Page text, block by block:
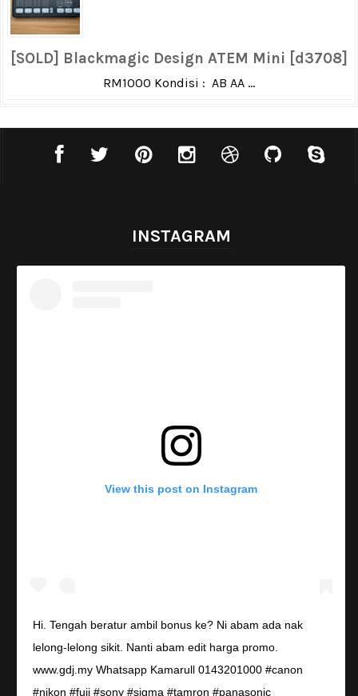
[SOLD] Blackmagic Design ATEM Mini [d3708]
RM1000 Kondisi : AB AA ...
INSTAGRAM
View this post on Instagram
Hi. Tengah beratur ambil bonus ke? Ni abam ada nak
lelong-lelong sikit. Nanti abam edit harga promo.
www.gdj.my Whatsapp Kamarull 0143201000 #canon
#nikon #fuji #sony #sigma #tamron #panasonic